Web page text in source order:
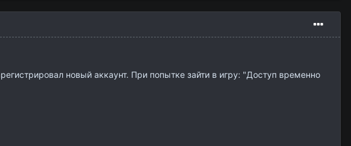
новый аккаунт. При попытке зайти в игру: "Доступ временно